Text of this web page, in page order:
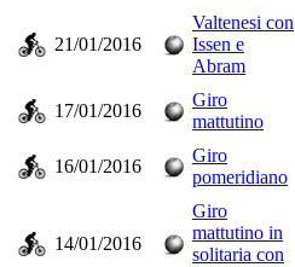
21/01/2016
Valtenesi con
Issen e
Abram
17/01/2016
Giro
mattutino
16/01/2016
Giro
pomeridiano
14/01/2016
Giro
mattutino in
solitaria con